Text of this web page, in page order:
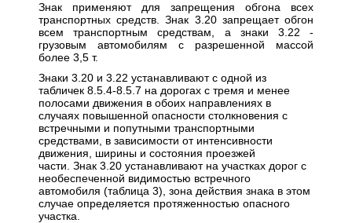
Знак применяют для запрещения обгона всех
транспортных средств. Знак 3.20 запрещает обгон
всем транспортным средствам, а знаки 3.22 -
грузовым автомобилям с разрешенной массой
более 3,5 т.
Знаки 3.20 и 3.22 устанавливают с одной из
табличек 8.5.4-8.5.7 на дорогах с тремя и менее
полосами движения в обоих направлениях в
случаях повышенной опасности столкновения с
встречными и попутными транспортными
средствами, в зависимости от интенсивности
движения, ширины и состояния проезжей
части. Знак 3.20 устанавливают на участках дорог с
необеспеченной видимостью встречного
автомобиля (таблица 3), зона действия знака в этом
случае определяется протяженностью опасного
участка.